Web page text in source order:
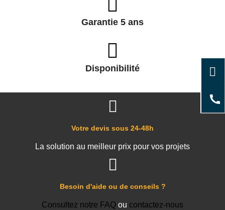
Garantie 5 ans
Disponibilité
Besoin d'aide ou de conseils ?
Consultez notre FAQ ou contactez-nous
Votre devis sous 24-48h
La solution au meilleur prix pour vos projets